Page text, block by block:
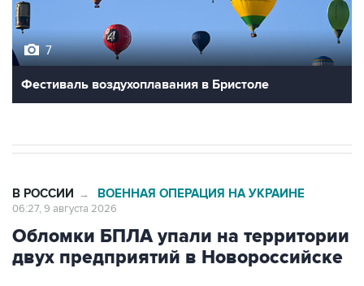
Фестиваль воздухоплавания в Бристоле
Обломки БПЛА упали на территории
двух предприятий в Новороссийске
Москва. 9 августа. INTERFAX.RU - Обломки